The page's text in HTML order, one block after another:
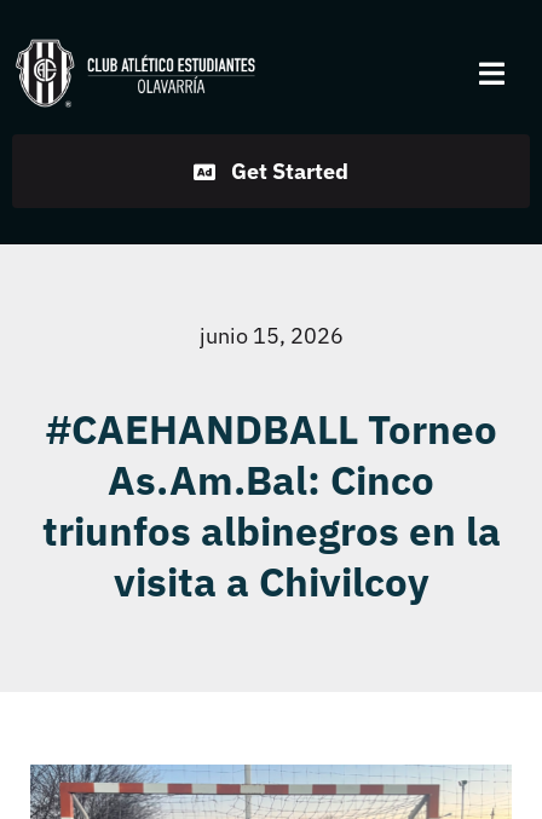
to
content
Disciplinas
Contacto
Get Started
junio 15, 2026
#CAEHANDBALL Torneo
As.Am.Bal: Cinco
triunfos albinegros en la
visita a Chivilcoy